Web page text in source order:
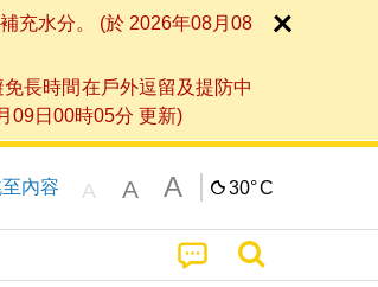
充水分。 (於 2026年08月08
長時間在戶外逗留及提防中
09日00時05分 更新)
內容 A A A 30°C